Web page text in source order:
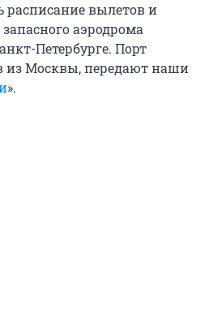
вылетов и
аэродрома
Петербурге. Порт
из Москвы, передают наши
».